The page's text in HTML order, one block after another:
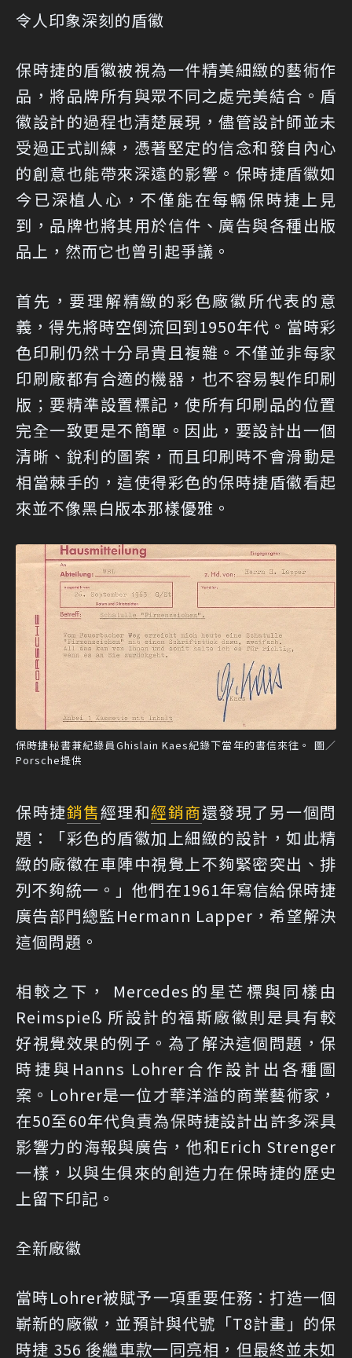
令人印象深刻的盾徽
保時捷的盾徽被視為一件精美細緻的藝術作
品，將品牌所有與眾不同之處完美結合。盾
徽設計的過程也清楚展現，儘管設計師並未
受過正式訓練，憑著堅定的信念和發自內心
的創意也能帶來深遠的影響。保時捷盾徽如
今已深植人心，不僅能在每輛保時捷上見
到，品牌也將其用於信件、廣告與各種出版
品上，然而它也曾引起爭議。
首先，要理解精緻的彩色廠徽所代表的意
義，得先將時空倒流回到1950年代。當時彩
色印刷仍然十分昂貴且複雜。不僅並非每家
印刷廠都有合適的機器，也不容易製作印刷
版；要精準設置標記，使所有印刷品的位置
完全一致更是不簡單。因此，要設計出一個
清晰、銳利的圖案，而且印刷時不會滑動是
相當棘手的，這使得彩色的保時捷盾徽看起
來並不像黑白版本那樣優雅。
保時捷秘書兼紀錄員Ghislain Kaes紀錄下當年的書信來往。 圖／
Porsche提供
保時捷銷售經理和經銷商還發現了另一個問
題：「彩色的盾徽加上細緻的設計，如此精
緻的廠徽在車陣中視覺上不夠緊密突出、排
列不夠統一。」他們在1961年寫信給保時捷
廣告部門總監Hermann Lapper，希望解決
這個問題。
相較之下， Mercedes的星芒標與同樣由
Reimspieß 所設計的福斯廠徽則是具有較
好視覺效果的例子。為了解決這個問題，保
時捷與Hanns Lohrer合作設計出各種圖
案。Lohrer是一位才華洋溢的商業藝術家，
在50至60年代負責為保時捷設計出許多深具
影響力的海報與廣告，他和Erich Strenger
一樣，以與生俱來的創造力在保時捷的歷史
上留下印記。
全新廠徽
當時Lohrer被賦予一項重要任務：打造一個
嶄新的廠徽，並預計與代號「T8計畫」的保
時捷 356 後繼車款一同亮相，但最終並未如